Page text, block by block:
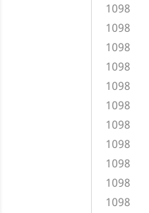
1098
1098
1098
1098
1098
1098
1098
1098
1098
1098
1098